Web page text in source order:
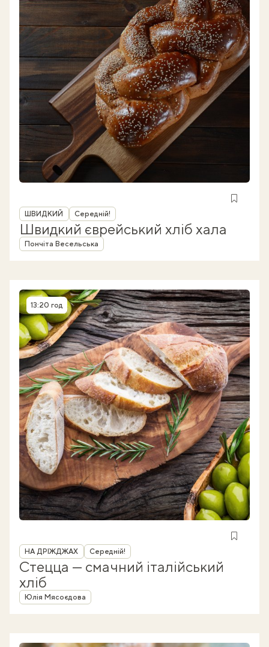
Рубрика
ШВИДКИЙ Середній!
Швидкий єврейський хліб хала
Автор
Пончіта Весельська
Час приготування
13:20 год
Рубрика
НА ДРІЖДЖАХ Середній!
Стецца — смачний італійський
хліб
Автор
Юлія Мясоєдова